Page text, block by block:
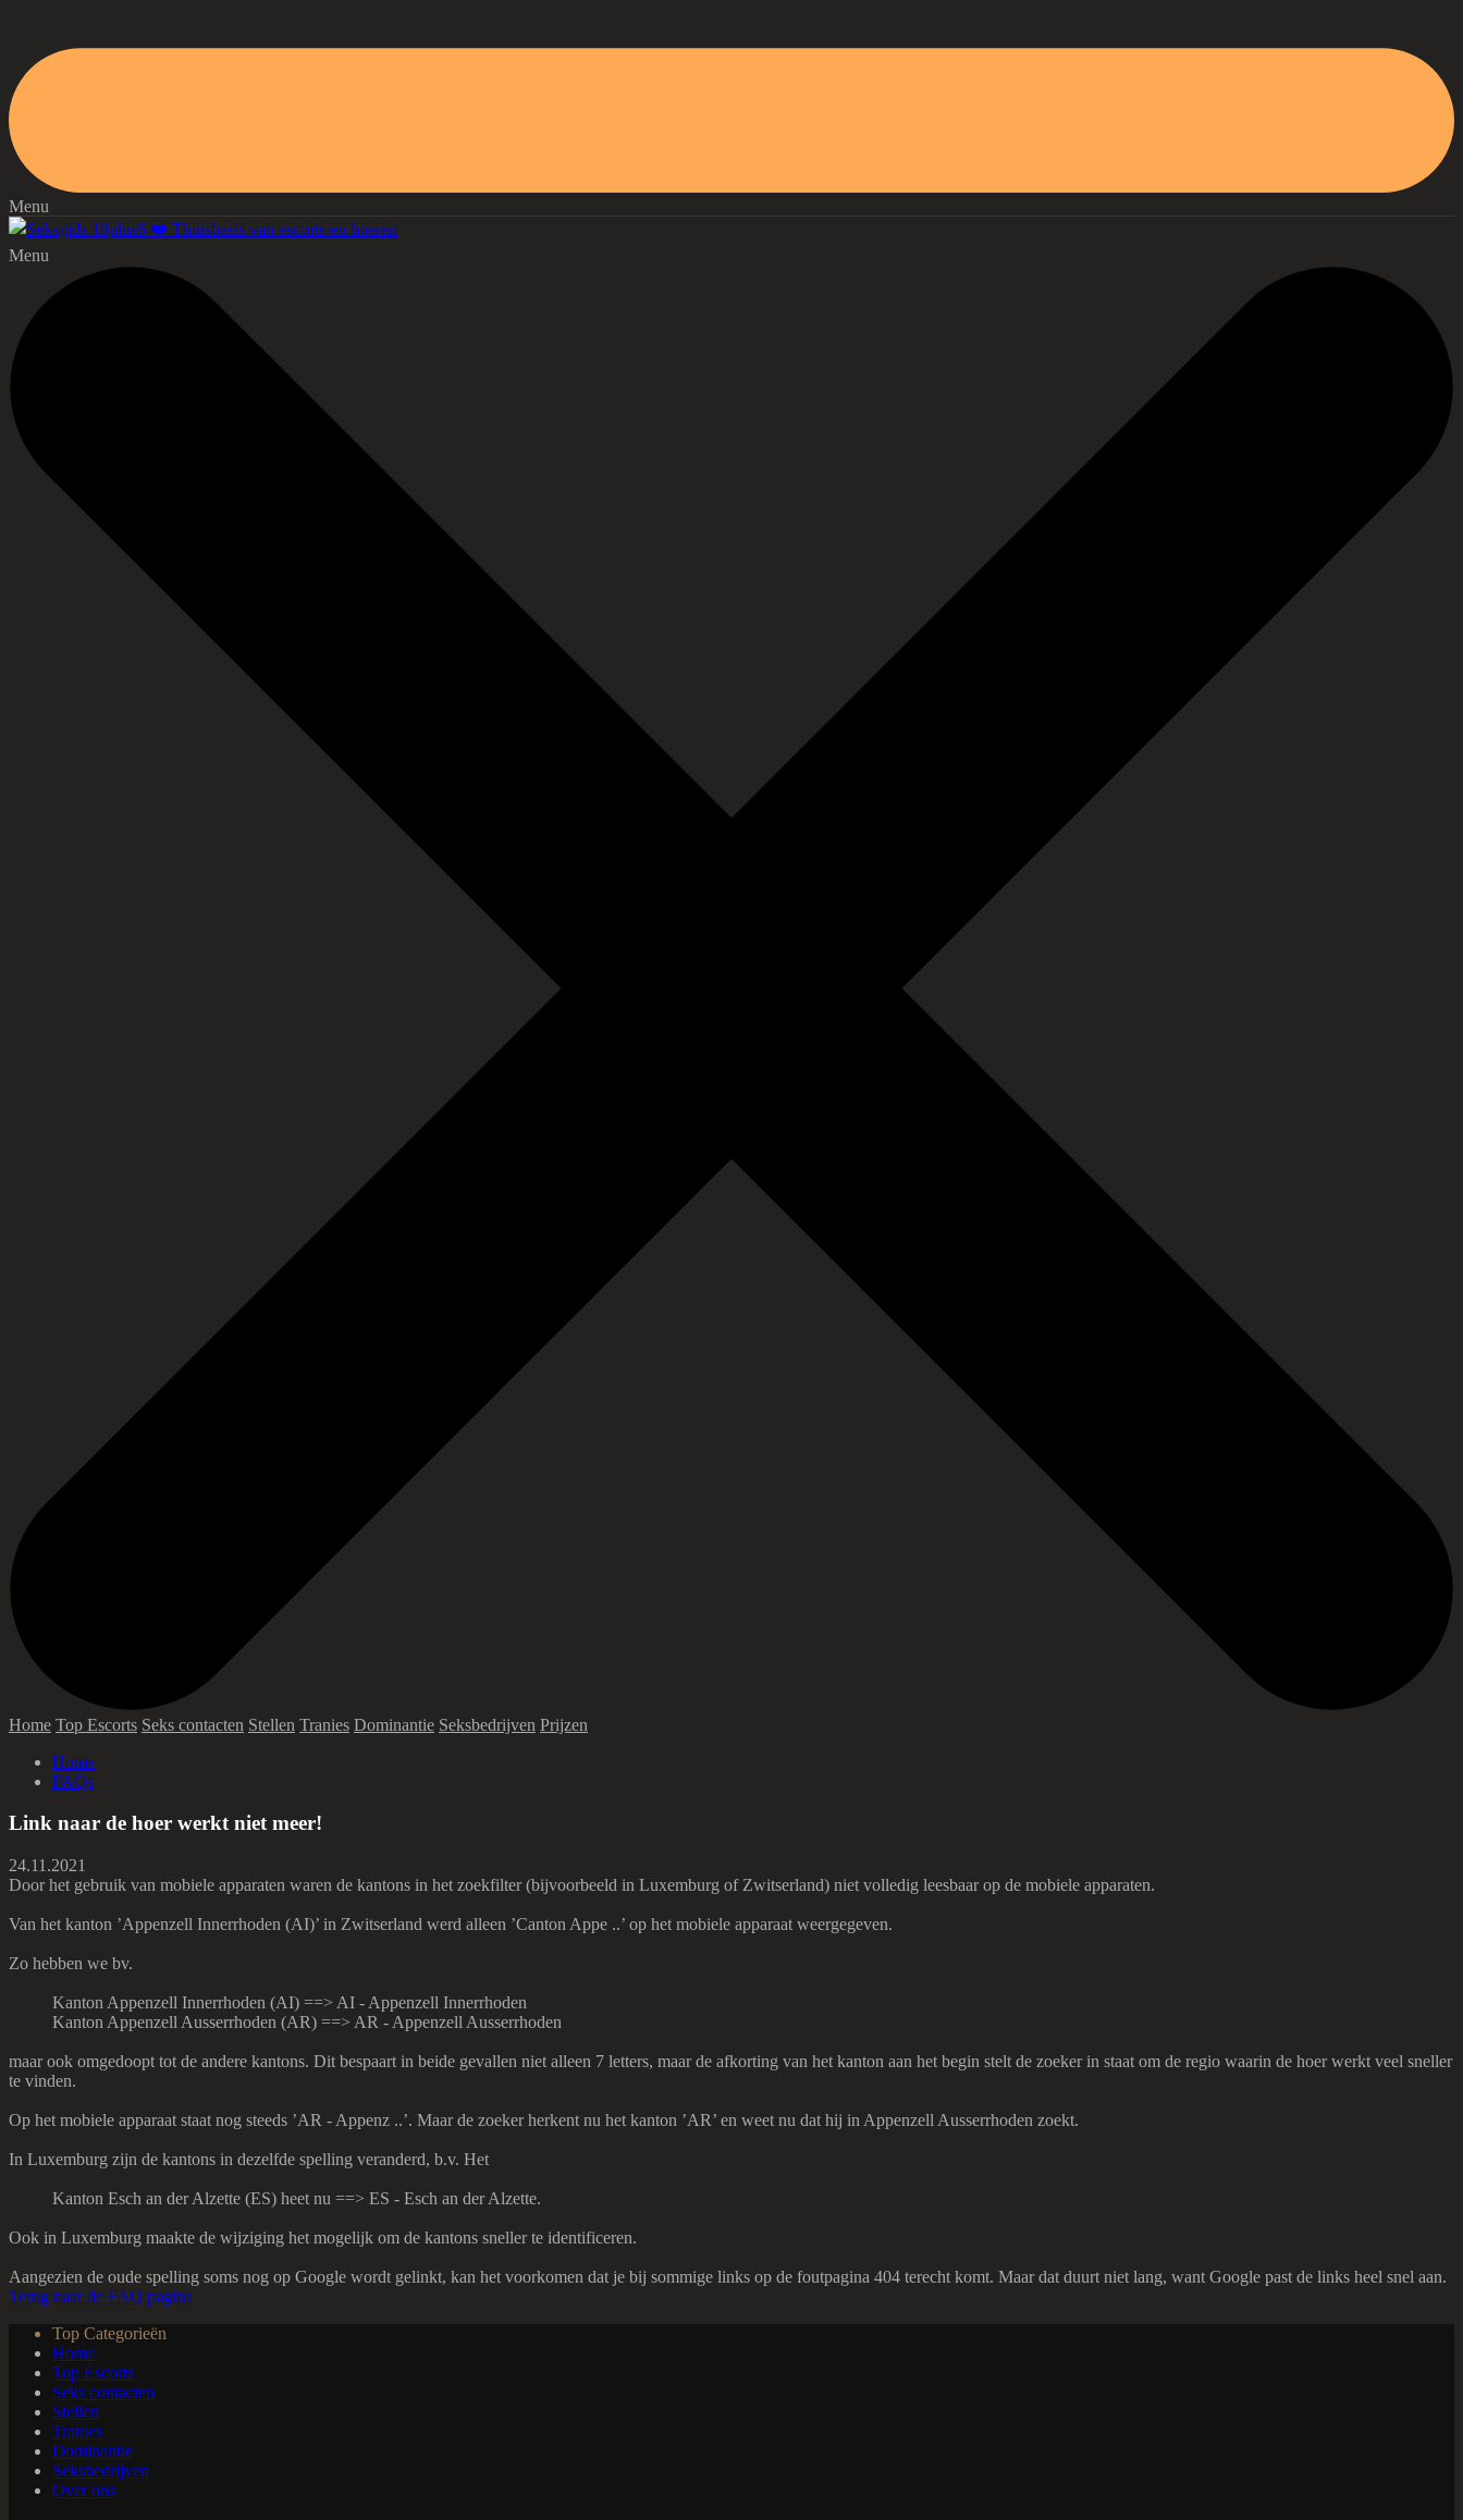
Menu
Menu
Home Top Escorts Seks contacten Stellen Tranies Dominantie Seksbedrijven Prijzen
Home
FAQs
Link naar de hoer werkt niet meer!
24.11.2021
Door het gebruik van mobiele apparaten waren de kantons in het zoekfilter (bijvoorbeeld in Luxemburg of Zwitserland) niet volledig leesbaar op de mobiele apparaten.
Van het kanton ’Appenzell Innerrhoden (AI)’ in Zwitserland werd alleen ’Canton Appe ..’ op het mobiele apparaat weergegeven.
Zo hebben we bv.
Kanton Appenzell Innerrhoden (AI) ==> AI - Appenzell Innerrhoden
Kanton Appenzell Ausserrhoden (AR) ==> AR - Appenzell Ausserrhoden
maar ook omgedoopt tot de andere kantons. Dit bespaart in beide gevallen niet alleen 7 letters, maar de afkorting van het kanton aan het begin stelt de zoeker in staat om de regio waarin de hoer werkt veel sneller
te vinden.
Op het mobiele apparaat staat nog steeds ’AR - Appenz ..’. Maar de zoeker herkent nu het kanton ’AR’ en weet nu dat hij in Appenzell Ausserrhoden zoekt.
In Luxemburg zijn de kantons in dezelfde spelling veranderd, b.v. Het
Kanton Esch an der Alzette (ES) heet nu ==> ES - Esch an der Alzette.
Ook in Luxemburg maakte de wijziging het mogelijk om de kantons sneller te identificeren.
Aangezien de oude spelling soms nog op Google wordt gelinkt, kan het voorkomen dat je bij sommige links op de foutpagina 404 terecht komt. Maar dat duurt niet lang, want Google past de links heel snel aan.
Terug naar de FAQ pagina
Top Categorieën
Home
Top Escorts
Seks contacten
Stellen
Tranies
Dominantie
Seksbedrijven
Over ons